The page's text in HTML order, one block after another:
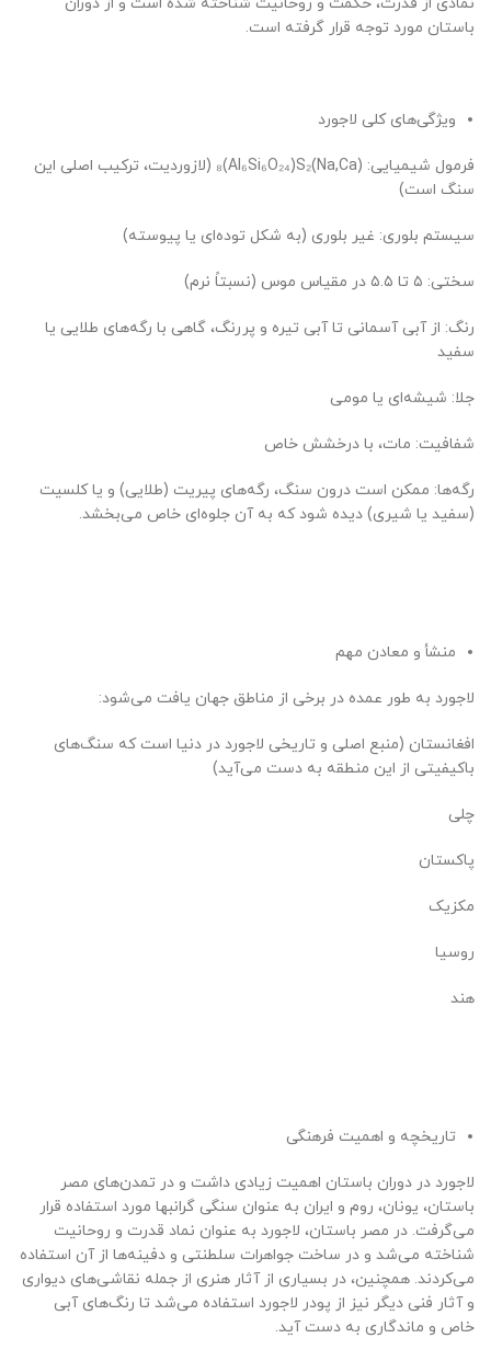
نمادی از قدرت، حکمت و روحانیت شناخته شده است و از دوران
باستان مورد توجه قرار گرفته است.
ویژگی‌های کلی لاجورد
فرمول شیمیایی: (Na,Ca)₈(Al₆Si₆O₂₄)S₂ (لازوردیت، ترکیب اصلی این
سنگ است)
سیستم بلوری: غیر بلوری (به شکل توده‌ای یا پیوسته)
سختی: ۵ تا ۵.۵ در مقیاس موس (نسبتاً نرم)
رنگ: از آبی آسمانی تا آبی تیره و پررنگ، گاهی با رگه‌های طلایی یا
سفید
جلا: شیشه‌ای یا مومی
شفافیت: مات، با درخشش خاص
رگه‌ها: ممکن است درون سنگ، رگه‌های پیریت (طلایی) و یا کلسیت
(سفید یا شیری) دیده شود که به آن جلوه‌ای خاص می‌بخشد.
منشأ و معادن مهم
لاجورد به طور عمده در برخی از مناطق جهان یافت می‌شود:
افغانستان (منبع اصلی و تاریخی لاجورد در دنیا است که سنگ‌های
باکیفیتی از این منطقه به دست می‌آید)
چلی
پاکستان
مکزیک
روسیا
هند
تاریخچه و اهمیت فرهنگی
لاجورد در دوران باستان اهمیت زیادی داشت و در تمدن‌های مصر
باستان، یونان، روم و ایران به عنوان سنگی گرانبها مورد استفاده قرار
می‌گرفت. در مصر باستان، لاجورد به عنوان نماد قدرت و روحانیت
شناخته می‌شد و در ساخت جواهرات سلطنتی و دفینه‌ها از آن استفاده
می‌کردند. همچنین، در بسیاری از آثار هنری از جمله نقاشی‌های دیواری
و آثار فنی دیگر نیز از پودر لاجورد استفاده می‌شد تا رنگ‌های آبی
خاص و ماندگاری به دست آید.